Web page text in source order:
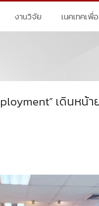
งานวิจัย เนคเทคเพื่
เดินห